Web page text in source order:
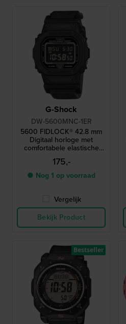
G-Shock
DW-5600MNC-1ER
5600 FIDLOCK® 42.8 mm
Digitaal horloge met
comfortabele elastische
band en FIDLOCK®
magnetische sluiting
175,-
● Nog 1 op voorraad
Vergelijk
Bekijk Product
Bestseller